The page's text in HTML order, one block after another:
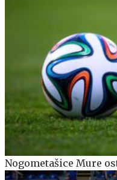
Nogometašice Mure